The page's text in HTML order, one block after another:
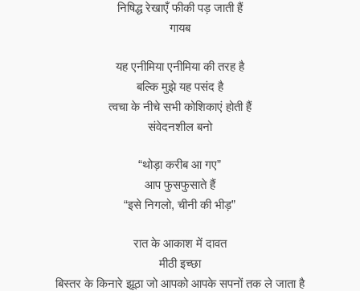
निषिद्ध रेखाएँ फीकी पड़ जाती हैं
गायब
यह एनीमिया एनीमिया की तरह है
बल्कि मुझे यह पसंद है
त्वचा के नीचे सभी कोशिकाएं होती हैं
संवेदनशील बनो
“थोड़ा करीब आ गए”
आप फुसफुसाते हैं
“इसे निगलो, चीनी की भीड़”
रात के आकाश में दावत
मीठी इच्छा
बिस्तर के किनारे झूठा जो आपको आपके सपनों तक ले जाता है